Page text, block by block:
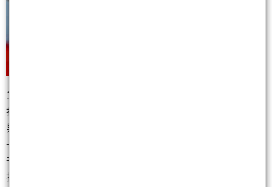
12/10 11:43
推 aussieoz : 分析的真的很有道理，股價會說話。如
果毛利率6趴股 12/10 11:46
→ aussieoz : 價可以250，那台積電60趴至少要三
千。 12/10 11:46
推 WhaleYu : 分析得很好啊 整天嗆博士的你們有賺錢